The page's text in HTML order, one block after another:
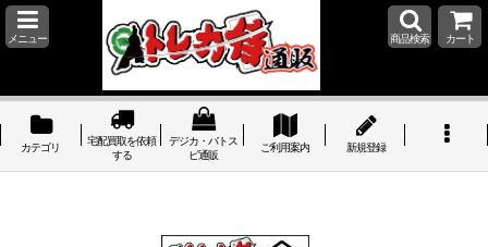
メニュー 商品検索 カート
カテゴリ
宅配買取を依頼
する
デジカ・バトス
ピ通販
ご利用案内 新規登録